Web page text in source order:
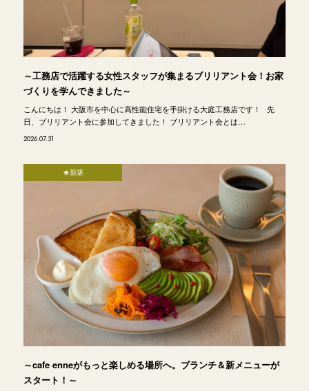
～工務店で活躍する女性スタッフが集まるブリリアント会！お家
づくりを学んできました～
こんにちは！ 大阪市を中心に高性能住宅を手掛ける大庭工務店です！ 先
日、ブリリアント会に参加してきました！ ブリリアント会とは…
2026.07.31
★新築
～cafe enneがもっと楽しめる場所へ。ブランチ＆新メニューが
スタート！～